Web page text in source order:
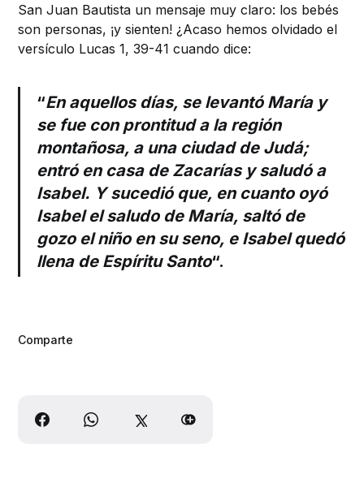
San Juan Bautista un mensaje muy claro: los bebés
son personas, ¡y sienten! ¿Acaso hemos olvidado el
versículo Lucas 1, 39-41 cuando dice:
“En aquellos días, se levantó María y
se fue con prontitud a la región
montañosa, a una ciudad de Judá;
entró en casa de Zacarías y saludó a
Isabel. Y sucedió que, en cuanto oyó
Isabel el saludo de María, saltó de
gozo el niño en su seno, e Isabel quedó
llena de Espíritu Santo“.
Comparte